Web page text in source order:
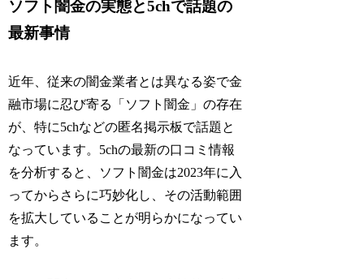
ソフト闇金の実態と5chで話題の
最新事情
近年、従来の闇金業者とは異なる姿で金
融市場に忍び寄る「ソフト闇金」の存在
が、特に5chなどの匿名掲示板で話題と
なっています。5chの最新の口コミ情報
を分析すると、ソフト闇金は2023年に入
ってからさらに巧妙化し、その活動範囲
を拡大していることが明らかになってい
ます。